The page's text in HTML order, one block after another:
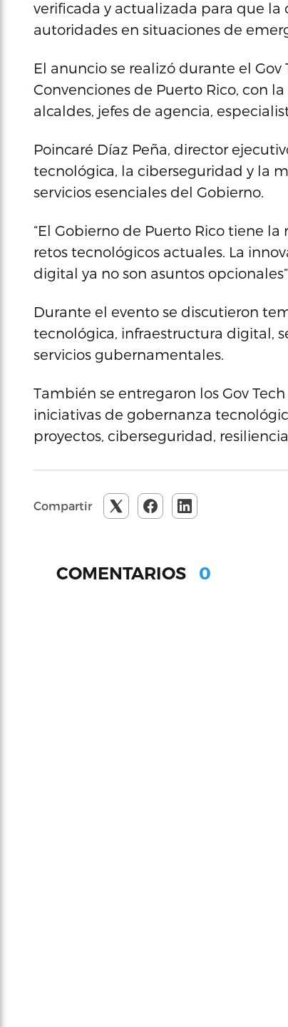
verificada y actualizada para que
autoridades en situaciones de
El anuncio se realizó durante el
Convenciones de Puerto Rico, con
alcaldes, jefes de agencia,
Poincaré Díaz Peña, director
tecnológica, la ciberseguridad y la
servicios esenciales del Gobierno.
“El Gobierno de Puerto Rico tiene
retos tecnológicos actuales. La
digital ya no son asuntos
Durante el evento se discutieron
tecnológica, infraestructura digital,
servicios gubernamentales.
También se entregaron los Gov
iniciativas de gobernanza
proyectos, ciberseguridad,
Compartir
COMENTARIOS 0